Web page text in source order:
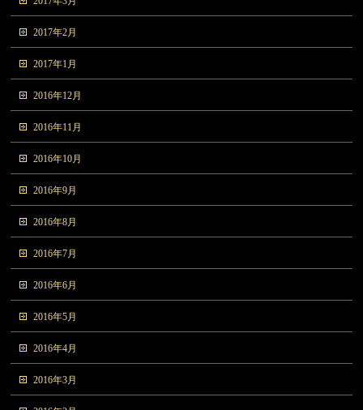
2017年2月
2017年1月
2016年12月
2016年11月
2016年10月
2016年9月
2016年8月
2016年7月
2016年6月
2016年5月
2016年4月
2016年3月